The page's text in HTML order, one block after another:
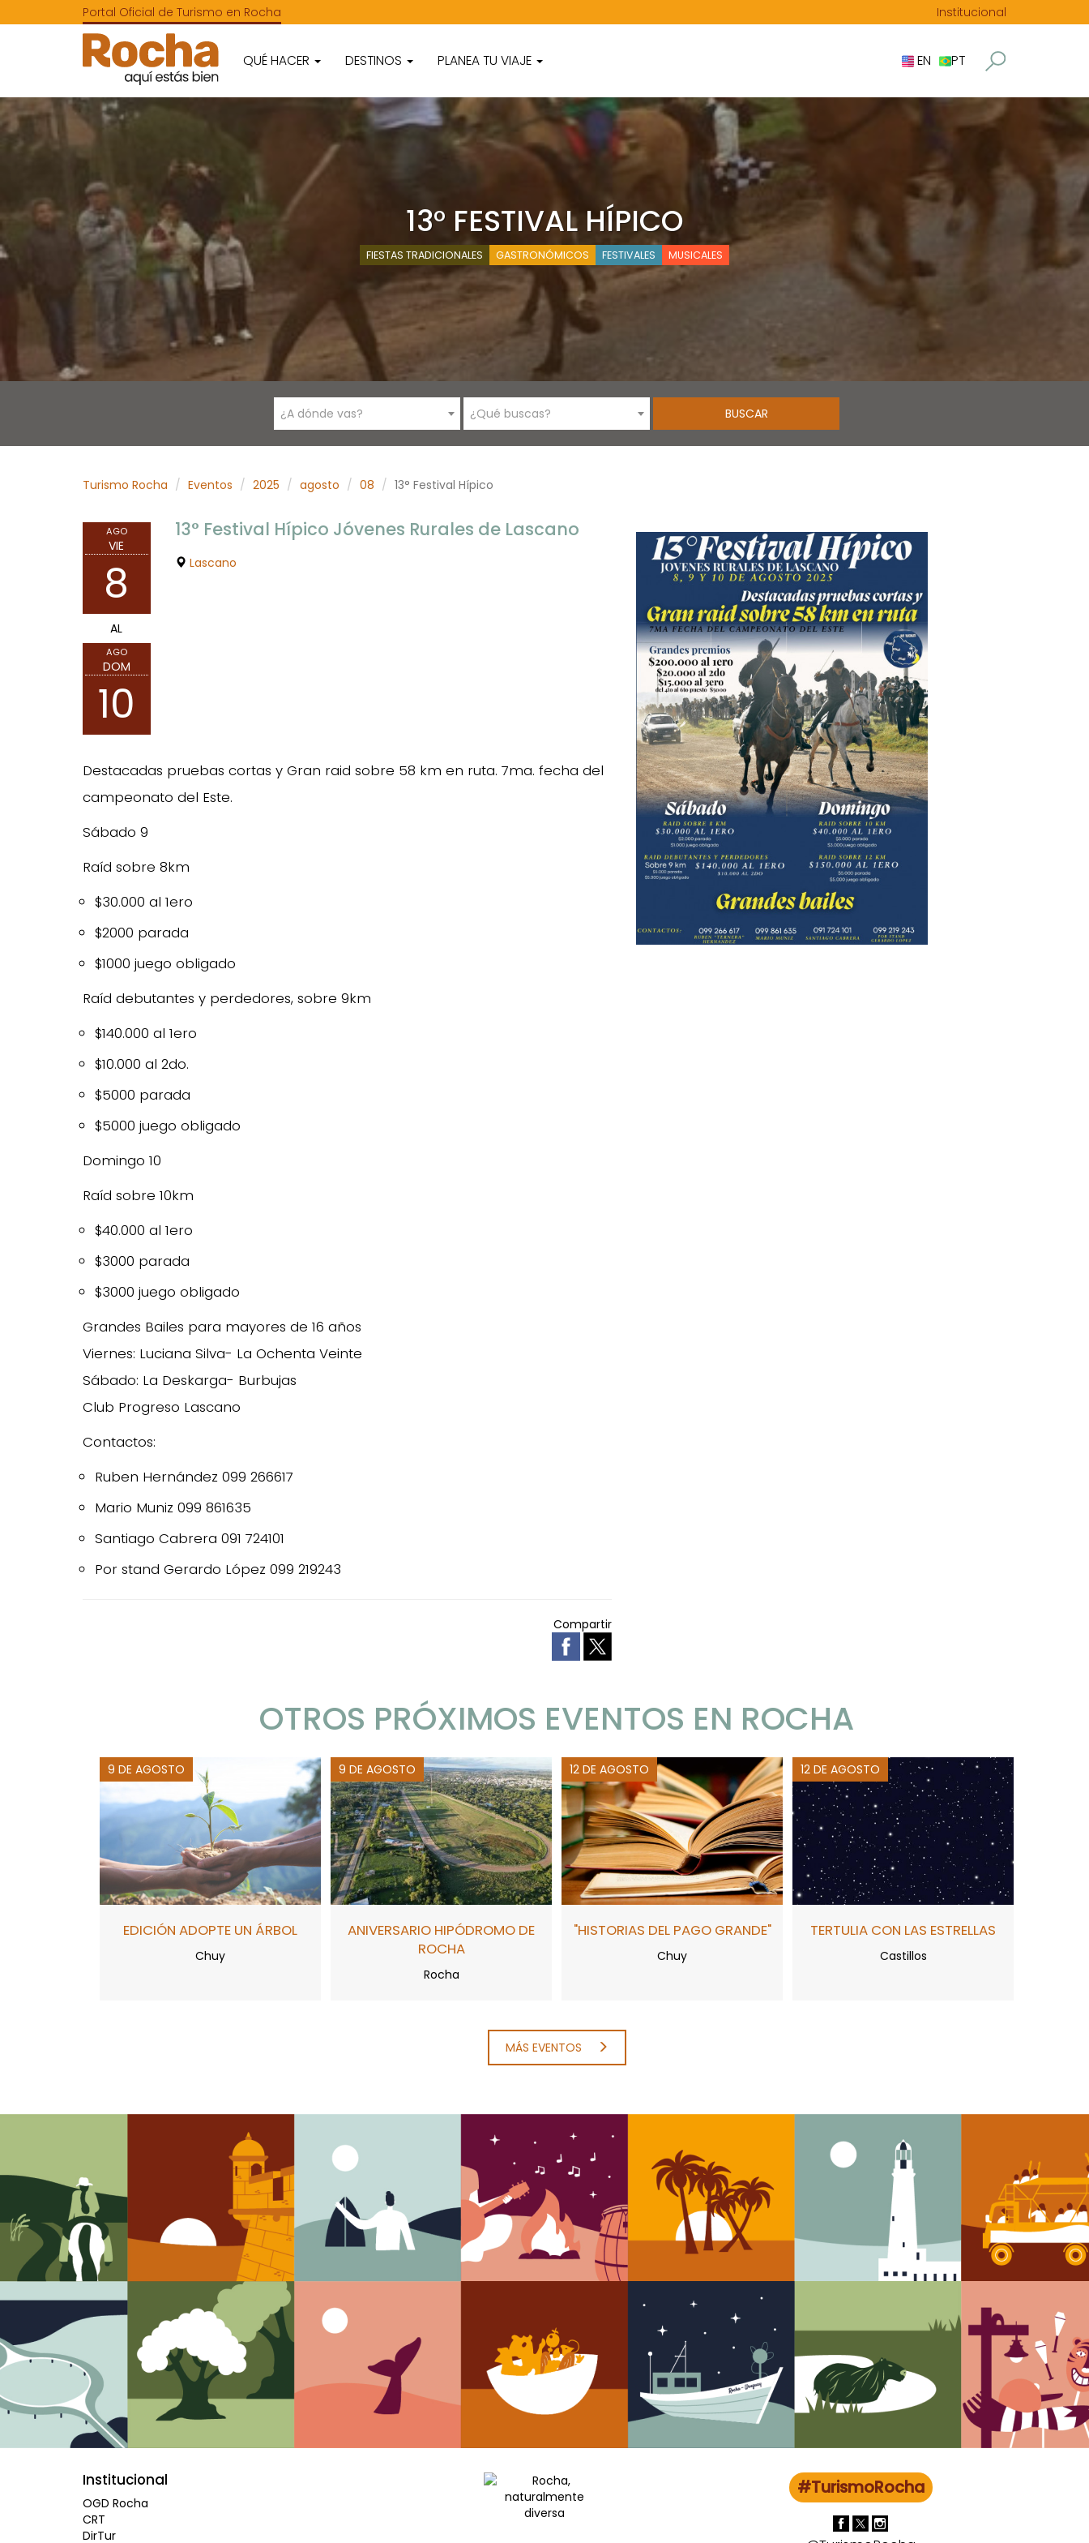
Portal Oficial de Turismo en Rocha Institucional
QUÉ HACER DESTINOS PLANEA TU VIAJE EN PT
13° FESTIVAL HÍPICO
FIESTAS TRADICIONALES GASTRONÓMICOS FESTIVALES MUSICALES
¿A dónde vas? ¿Qué buscas?
Turismo Rocha Eventos 2025 agosto 08 13° Festival Hípico
AGO
VIE
8
AL
AGO
DOM
10
13° Festival Hípico Jóvenes Rurales de Lascano
Lascano
Destacadas pruebas cortas y Gran raid sobre 58 km en ruta. 7ma. fecha del
campeonato del Este.
Sábado 9
Raíd sobre 8km
$30.000 al 1ero
$2000 parada
$1000 juego obligado
Raíd debutantes y perdedores, sobre 9km
$140.000 al 1ero
$10.000 al 2do.
$5000 parada
$5000 juego obligado
Domingo 10
Raíd sobre 10km
$40.000 al 1ero
$3000 parada
$3000 juego obligado
Grandes Bailes para mayores de 16 años
Viernes: Luciana Silva- La Ochenta Veinte
Sábado: La Deskarga- Burbujas
Club Progreso Lascano
Contactos:
Ruben Hernández 099 266617
Mario Muniz 099 861635
Santiago Cabrera 091 724101
Por stand Gerardo López 099 219243
Compartir
OTROS PRÓXIMOS EVENTOS EN ROCHA
9 DE AGOSTO
EDICIÓN ADOPTE UN ÁRBOL
Chuy
9 DE AGOSTO
ANIVERSARIO HIPÓDROMO DE
ROCHA
Rocha
12 DE AGOSTO
"HISTORIAS DEL PAGO GRANDE"
Chuy
12 DE AGOSTO
TERTULIA CON LAS ESTRELLAS
Castillos
MÁS EVENTOS
Institucional
OGD Rocha
CRT
DirTur
#TurismoRocha